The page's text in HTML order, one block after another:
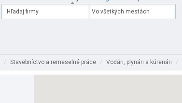
/ Stavebníctvo a remeselné práce / Vodári, plynári a kúrenári /